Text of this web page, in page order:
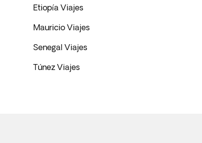
Etiopía Viajes
Mauricio Viajes
Senegal Viajes
Túnez Viajes